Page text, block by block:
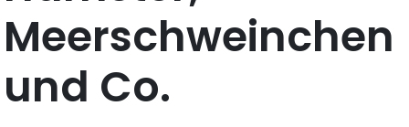
Meerschweinchen
und Co.